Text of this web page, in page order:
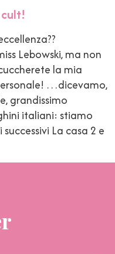
Lebowski, ma non
la mia
…dicevamo,
grandissimo
italiani: stiamo
La casa 2 e